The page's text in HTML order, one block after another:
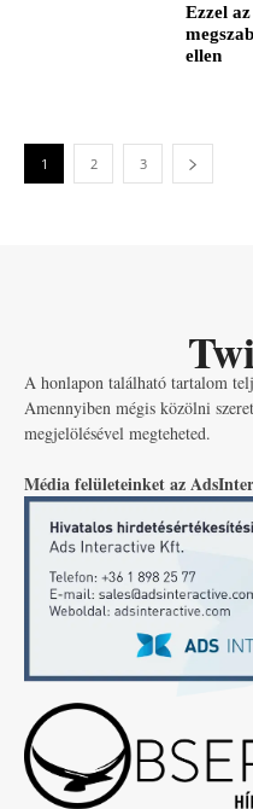
Ezzel
ellen
1 2 3
A honlapon található tartalom
Amennyiben mégis közölni
megjelölésével megteheted.
Média felületeinket az